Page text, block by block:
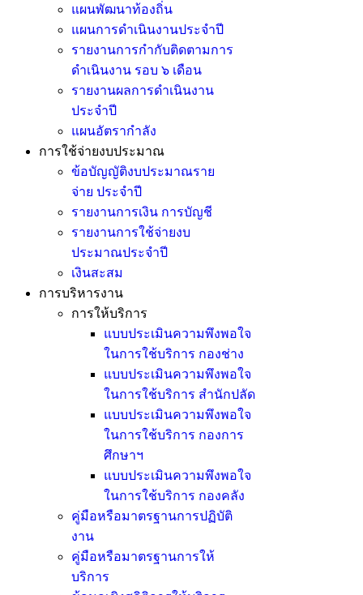
แผนพัฒนาท้องถิ่น
แผนการดำเนินงานประจำปี
รายงานการกำกับติดตามการ
ดำเนินงาน รอบ ๖ เดือน
รายงานผลการดำเนินงาน
ประจำปี
แผนอัตรากำลัง
การใช้จ่ายงบประมาณ
ข้อบัญญัติงบประมาณราย
จ่าย ประจำปี
รายงานการเงิน การบัญชี
รายงานการใช้จ่ายงบ
ประมาณประจำปี
เงินสะสม
การบริหารงาน
การให้บริการ
แบบประเมินความพึงพอใจ
ในการใช้บริการ กองช่าง
แบบประเมินความพึงพอใจ
ในการใช้บริการ สำนักปลัด
แบบประเมินความพึงพอใจ
ในการใช้บริการ กองการ
ศึกษาฯ
แบบประเมินความพึงพอใจ
ในการใช้บริการ กองคลัง
คู่มือหรือมาตรฐานการปฏิบัติ
งาน
คู่มือหรือมาตรฐานการให้
บริการ